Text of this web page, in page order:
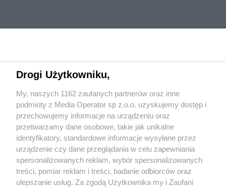
Wydawca mediówlokalnych
Nie zapomnij
zapoznać się z:
polityką prywatności regulamin korzystania z portali
Twojemiasto Skontaktuj się z nami
Drogi Użytkowniku,
My, naszych 1162 zaufanych partnerów oraz inne
podmioty z Media Operator sp z.o.o. uzyskujemy dostęp i
przechowujemy informacje na urządzeniu oraz
przetwarzamy dane osobowe, takie jak unikalne
identyfikatory, standardowe informacje wysyłane przez
urządzenie czy dane przeglądania w celu zapewniania
spersonalizowanych reklam, wybór spersonalizowanych
treści, pomiar reklam i treści, badanie odbiorców oraz
ulepszanie usług. Za zgodą Użytkownika my i Zaufani